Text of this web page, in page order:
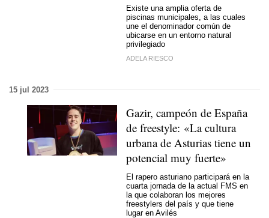
Existe una amplia oferta de
piscinas municipales, a las cuales
une el denominador común de
ubicarse en un entorno natural
privilegiado
ADELA RIESCO
15 jul 2023
Gazir, campeón de España
de freestyle: «La cultura
urbana de Asturias tiene un
potencial muy fuerte»
El rapero asturiano participará en la
cuarta jornada de la actual FMS en
la que colaboran los mejores
freestylers del país y que tiene
lugar en Avilés